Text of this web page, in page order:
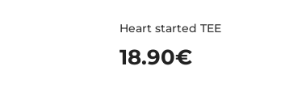
Heart started TEE
18.90€